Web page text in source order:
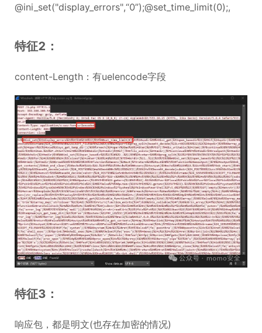
@ini_set("display_errors",“0”);@set_time_limit(0);,
特征2：
content-Length：有uelencode字段
特征3：
响应包，都是明文(也存在加密的情况)